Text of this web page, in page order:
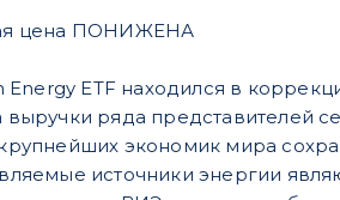
цена ПОНИЖЕНА
ETF находился в
ряда представителей
экономик мира
источники энергии